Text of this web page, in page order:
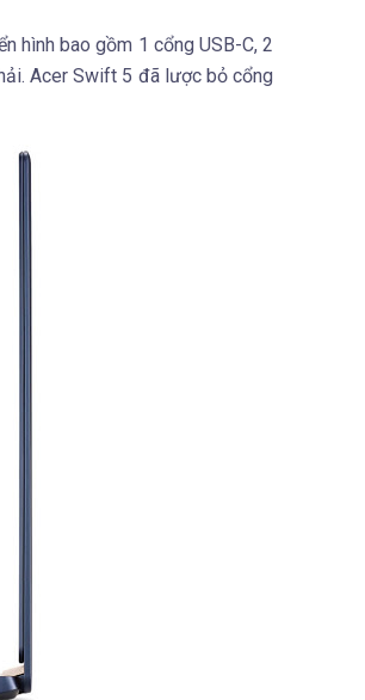
hình bao gồm 1 cổng USB-C, 2
Acer Swift 5 đã lược bỏ cổng